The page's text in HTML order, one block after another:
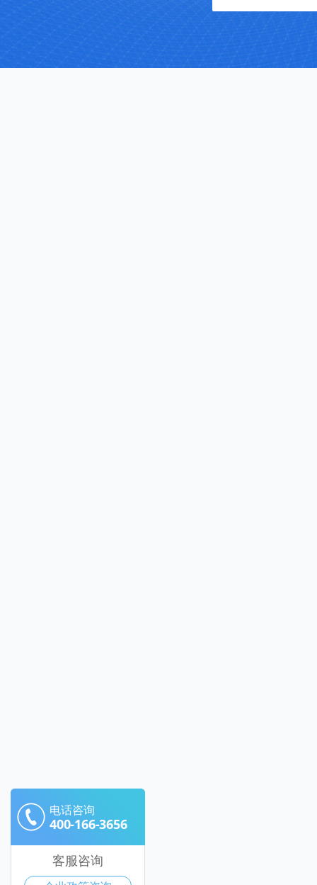
电话咨询
400-166-3656
客服咨询